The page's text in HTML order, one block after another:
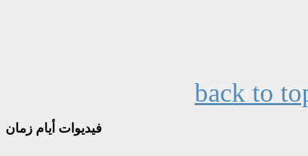
back to
فيديوات أيام زمان